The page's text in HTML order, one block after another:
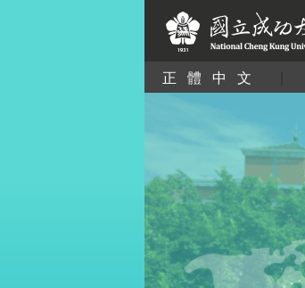
正體中文